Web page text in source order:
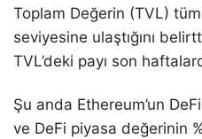
Toplam Değerin (TVL)
seviyesine ulaştığını
TVL’deki payı son
Şu anda Ethereum’un
ve DeFi piyasa değerinin